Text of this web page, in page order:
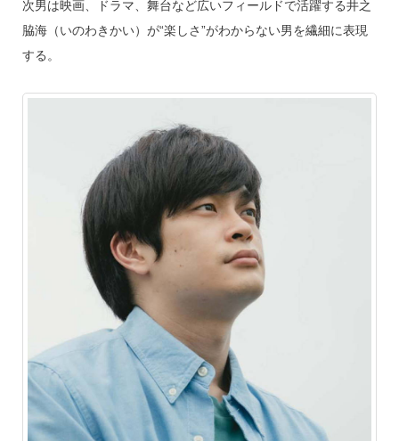
次男は映画、ドラマ、舞台など広いフィールドで活躍する井之
脇海（いのわきかい）が“楽しさ”がわからない男を繊細に表現
する。